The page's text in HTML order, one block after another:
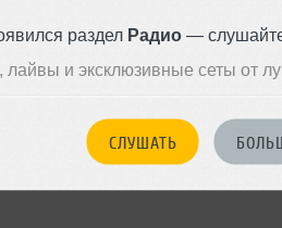
раздел Радио— слушайте
лайвы и эксклюзивные сеты от
СЛУШАТЬ